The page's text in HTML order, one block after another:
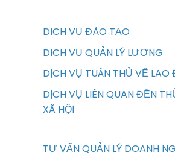
DỊCH VỤ ĐÀO TẠO
DỊCH VỤ QUẢN LÝ LƯƠNG
DỊCH VỤ TUÂN THỦ VỀ LAO
DỊCH VỤ LIÊN QUAN ĐẾN
XÃ HỘI
TƯ VẤN QUẢN LÝ DOANH